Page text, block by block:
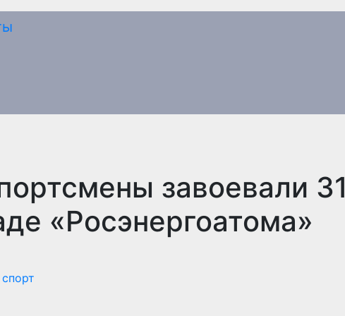
завоевали 31
«Росэнергоатома»
спорт